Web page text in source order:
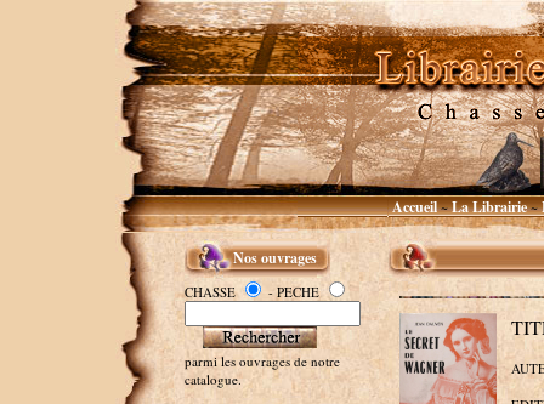
Accueil~La Librairie~
Nos ouvrages
CHASSE - PECHE
parmi les ouvrages de notre
catalogue.